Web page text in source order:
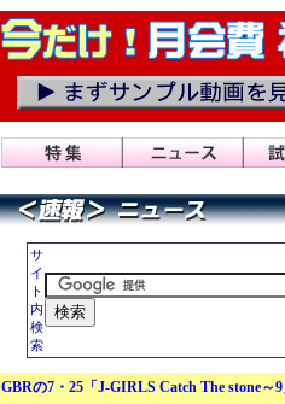
サ
イ
ト
内
検
索
GBRの7・25「J-GIRLS Catch The stone～